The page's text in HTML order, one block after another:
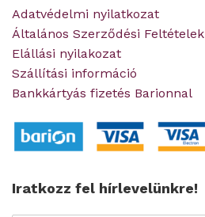
Adatvédelmi nyilatkozat
Általános Szerződési Feltételek
Elállási nyilakozat
Szállítási információ
Bankkártyás fizetés Barionnal
Iratkozz fel hírlevelünkre!